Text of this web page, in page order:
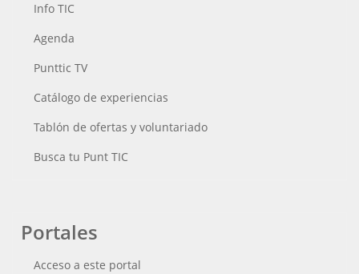
Info TIC
Agenda
Punttic TV
Catálogo de experiencias
Tablón de ofertas y voluntariado
Busca tu Punt TIC
Portales
Acceso a este portal